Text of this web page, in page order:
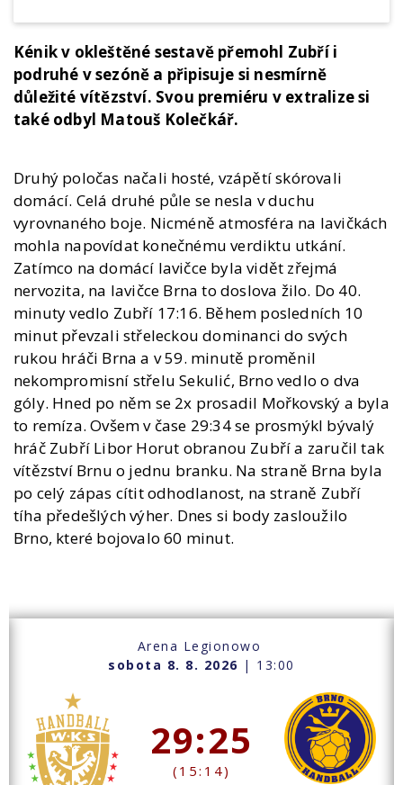
Kénik v okleštěné sestavě přemohl Zubří i
podruhé v sezóně a připisuje si nesmírně
důležité vítězství. Svou premiéru v extralize si
také odbyl Matouš Kolečkář.
Druhý poločas načali hosté, vzápětí skórovali
domácí. Celá druhé půle se nesla v duchu
vyrovnaného boje. Nicméně atmosféra na lavičkách
mohla napovídat konečnému verdiktu utkání.
Zatímco na domácí lavičce byla vidět zřejmá
nervozita, na lavičce Brna to doslova žilo. Do 40.
minuty vedlo Zubří 17:16. Během posledních 10
minut převzali střeleckou dominanci do svých
rukou hráči Brna a v 59. minutě proměnil
nekompromisní střelu Sekulić, Brno vedlo o dva
góly. Hned po něm se 2x prosadil Mořkovský a byla
to remíza. Ovšem v čase 29:34 se prosmýkl bývalý
hráč Zubří Libor Horut obranou Zubří a zaručil tak
vítězství Brnu o jednu branku. Na straně Brna byla
po celý zápas cítit odhodlanost, na straně Zubří
tíha předešlých výher. Dnes si body zasloužilo
Brno, které bojovalo 60 minut.
Arena Legionowo
sobota 8. 8. 2026 | 13:00
29:25
(15:14)